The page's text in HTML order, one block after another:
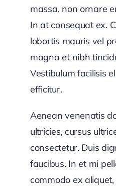
massa, non ornare
In at consequat ex.
lobortis mauris vel
magna et nibh
Vestibulum facilisis
efficitur.
Aenean venenatis
ultricies, cursus
consectetur. Duis
faucibus. In et mi
commodo ex